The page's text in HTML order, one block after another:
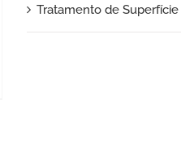
Tratamento de Superfície